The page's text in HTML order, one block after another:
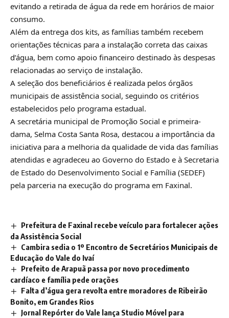
evitando a retirada de água da rede em horários de maior
consumo.
Além da entrega dos kits, as famílias também recebem
orientações técnicas para a instalação correta das caixas
d’água, bem como apoio financeiro destinado às despesas
relacionadas ao serviço de instalação.
A seleção dos beneficiários é realizada pelos órgãos
municipais de assistência social, seguindo os critérios
estabelecidos pelo programa estadual.
A secretária municipal de Promoção Social e primeira-
dama, Selma Costa Santa Rosa, destacou a importância da
iniciativa para a melhoria da qualidade de vida das famílias
atendidas e agradeceu ao Governo do Estado e à Secretaria
de Estado do Desenvolvimento Social e Família (SEDEF)
pela parceria na execução do programa em Faxinal.
Prefeitura de Faxinal recebe veículo para fortalecer ações
da Assistência Social
Cambira sedia o 1º Encontro de Secretários Municipais de
Educação do Vale do Ivaí
Prefeito de Arapuã passa por novo procedimento
cardíaco e família pede orações
Falta d’água gera revolta entre moradores de Ribeirão
Bonito, em Grandes Rios
Jornal Repórter do Vale lança Studio Móvel para